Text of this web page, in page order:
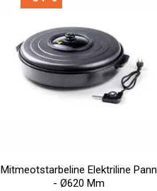
Mitmeotstarbeline Elektriline Pann
- Ø620 Mm